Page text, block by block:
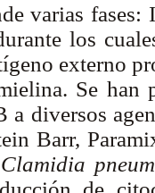
varias
los
externo
Se han
a diversos
Barr,
Clamidia